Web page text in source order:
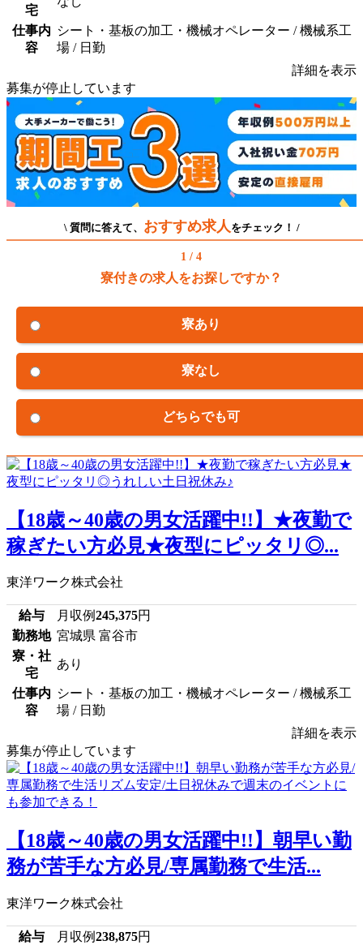
宅
仕事内
容
シート・基板の加工・機械オペレーター / 機械系工
場 / 日勤
詳細を表示
募集が停止しています
\ 質問に答えて、 おすすめ求人 をチェック！ /
1 / 4
寮付きの求人をお探しですか？
寮あり
寮なし
どちらでも可
【18歳～40歳の男女活躍中!!】★夜勤で
稼ぎたい方必見★夜型にピッタリ◎...
東洋ワーク株式会社
給与 月収例245,375円
勤務地 宮城県 富谷市
寮・社
宅
あり
仕事内
容
シート・基板の加工・機械オペレーター / 機械系工
場 / 日勤
詳細を表示
募集が停止しています
【18歳～40歳の男女活躍中!!】朝早い勤
務が苦手な方必見/専属勤務で生活...
東洋ワーク株式会社
給与 月収例238,875円